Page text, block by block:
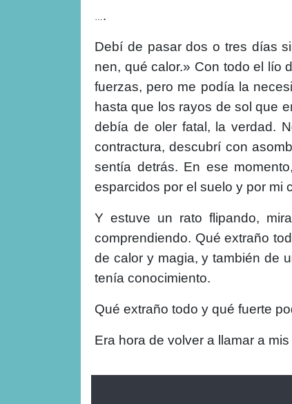
….
Debí de pasar dos o tres días
nen, qué calor.» Con todo el lío
fuerzas, pero me podía la
hasta que los rayos de sol que
debía de oler fatal, la verdad.
contractura, descubrí con
sentía detrás. En ese
esparcidos por el suelo y por mi
Y estuve un rato flipando,
comprendiendo. Qué extraño
de calor y magia, y también de
tenía conocimiento.
Qué extraño todo y qué fuerte
Era hora de volver a llamar a